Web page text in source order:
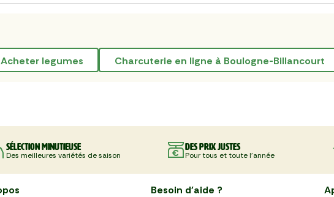
acheter legumes Charcuterie en ligne à Boulogne-Billancourt
Sélection minutieuse
Des meilleures variétés de saison
Des prix justes
Pour tous et toute l'année
Besoin d'aide ?